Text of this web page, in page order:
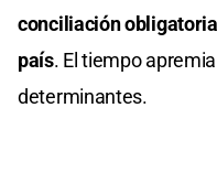
conciliación
país. El tiempo
determinantes.